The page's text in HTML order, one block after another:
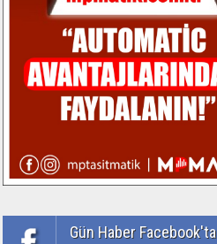
Gün Haber Facebook'ta